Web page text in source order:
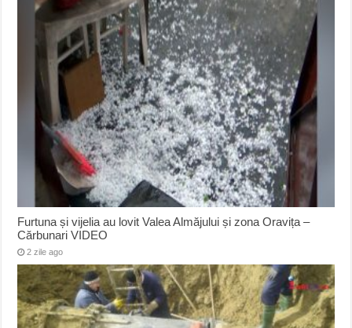
Furtuna și vijelia au lovit Valea Almăjului și zona Oravița –
Cărbunari VIDEO
2 zile ago